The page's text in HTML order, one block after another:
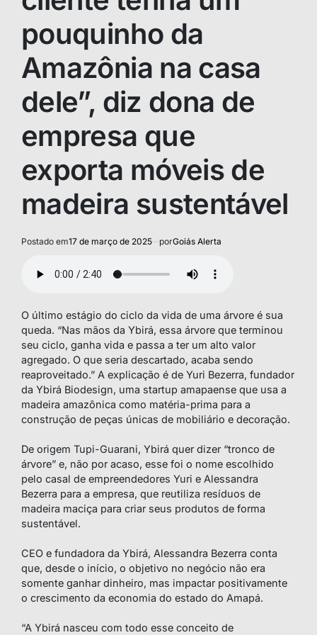
pouquinho da
Amazônia na casa
dele”, diz dona de
empresa que
exporta móveis de
madeira sustentável
Postado em17 de março de 2025 porGoiás Alerta
O último estágio do ciclo da vida de uma árvore é sua
queda. “Nas mãos da Ybirá, essa árvore que terminou
seu ciclo, ganha vida e passa a ter um alto valor
agregado. O que seria descartado, acaba sendo
reaproveitado.” A explicação é de Yuri Bezerra, fundador
da Ybirá Biodesign, uma startup amapaense que usa a
madeira amazônica como matéria-prima para a
construção de peças únicas de mobiliário e decoração.
De origem Tupi-Guarani, Ybirá quer dizer “tronco de
árvore” e, não por acaso, esse foi o nome escolhido
pelo casal de empreendedores Yuri e Alessandra
Bezerra para a empresa, que reutiliza resíduos de
madeira maciça para criar seus produtos de forma
sustentável.
CEO e fundadora da Ybirá, Alessandra Bezerra conta
que, desde o início, o objetivo no negócio não era
somente ganhar dinheiro, mas impactar positivamente
o crescimento da economia do estado do Amapá.
“A Ybirá nasceu com todo esse conceito de